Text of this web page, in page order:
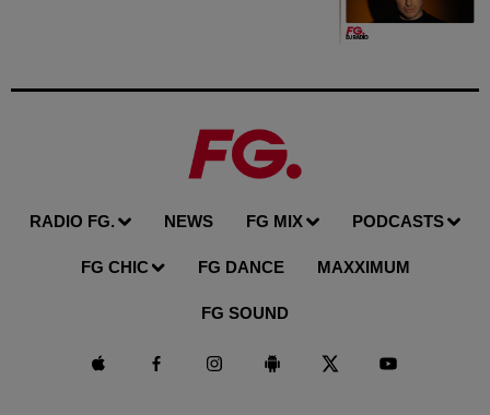
RADIO FG. NEWS FG MIX PODCASTS
FG CHIC FG DANCE MAXXIMUM
FG SOUND